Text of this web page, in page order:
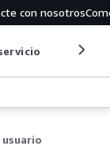
con nosotros